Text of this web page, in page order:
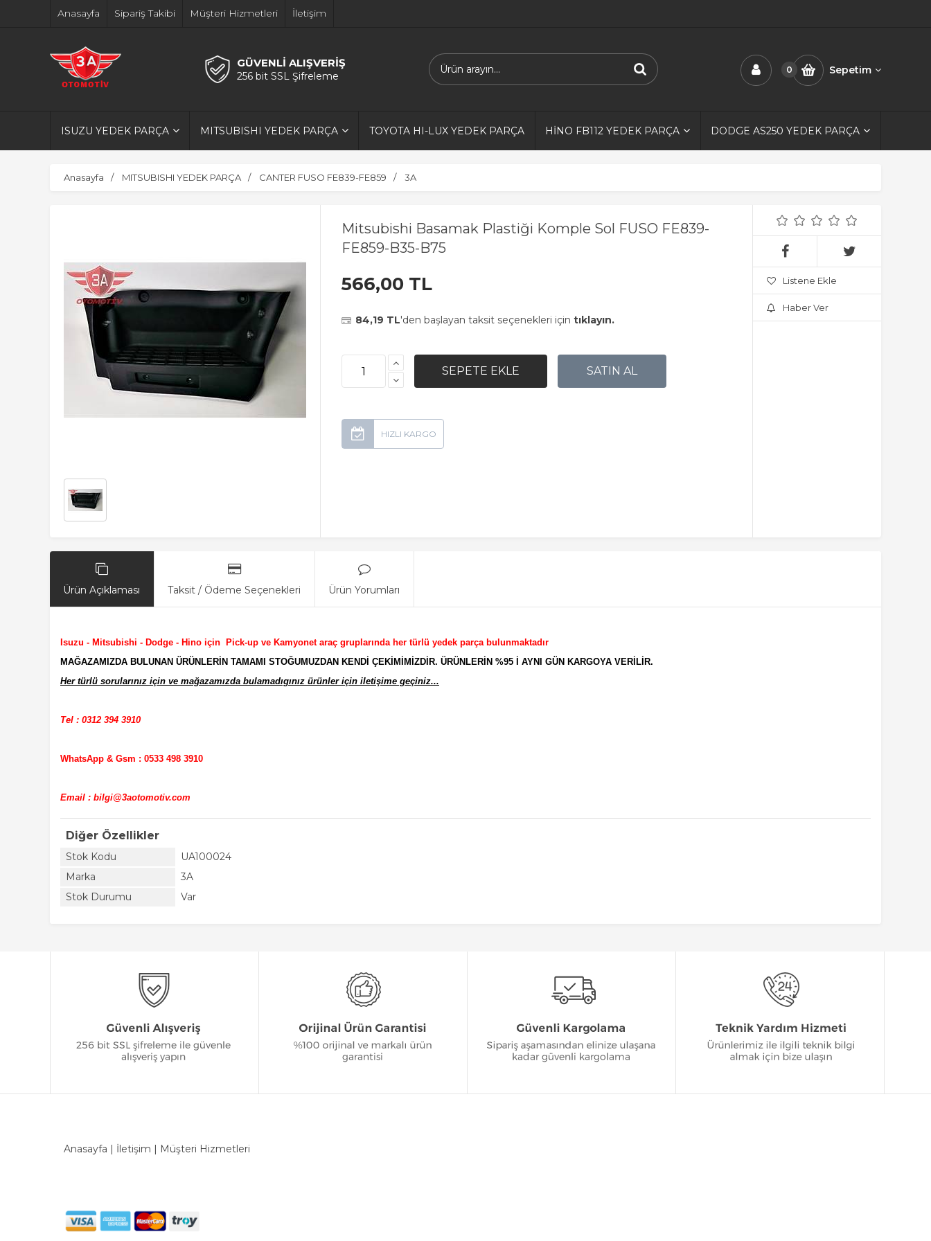
Anasayfa Sipariş Takibi Müşteri Hizmetleri İletişim
GÜVENLİ ALIŞVERİŞ
256 bit SSL Şifreleme
0 Sepetim
ISUZU YEDEK PARÇA MITSUBISHI YEDEK PARÇA TOYOTA HI-LUX YEDEK PARÇA HİNO FB112 YEDEK PARÇA DODGE AS250 YEDEK PARÇA
Anasayfa MITSUBISHI YEDEK PARÇA CANTER FUSO FE839-FE859 3A
Mitsubishi Basamak Plastiği Komple Sol FUSO FE839-
FE859-B35-B75
566,00 TL
84,19 TL'den başlayan taksit seçenekleri için tıklayın.
Listene Ekle
Haber Ver
Ürün Açıklaması Taksit / Ödeme Seçenekleri Ürün Yorumları
Isuzu - Mitsubishi - Dodge - Hino için Pick-up ve Kamyonet araç gruplarında her türlü yedek parça bulunmaktadır
MAĞAZAMIZDA BULUNAN ÜRÜNLERİN TAMAMI STOĞUMUZDAN KENDİ ÇEKİMİMİZDİR. ÜRÜNLERİN %95 İ AYNI GÜN KARGOYA VERİLİR.
Her türlü sorularınız için ve mağazamızda bulamadıgınız ürünler için iletişime geçiniz...
Tel : 0312 394 3910
WhatsApp & Gsm : 0533 498 3910
Email : bilgi@3aotomotiv.com
Diğer Özellikler
Stok Kodu
UA100024
Marka
3A
Stok Durumu
Var
Anasayfa | İletişim | Müşteri Hizmetleri